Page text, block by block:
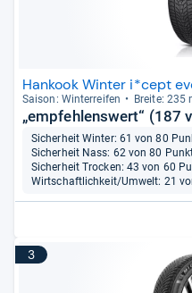
Hankook Winter i*cept
Sai­son: Win­ter­rei­fen Breite: 235
„empfehlenswert“ (187
Sicherheit Winter: 61 von 80
Sicherheit Nass: 62 von 80
Sicherheit Trocken: 43 von 60
Wirtschaftlichkeit/Umwelt: 21
3